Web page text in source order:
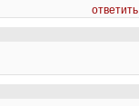
ответить